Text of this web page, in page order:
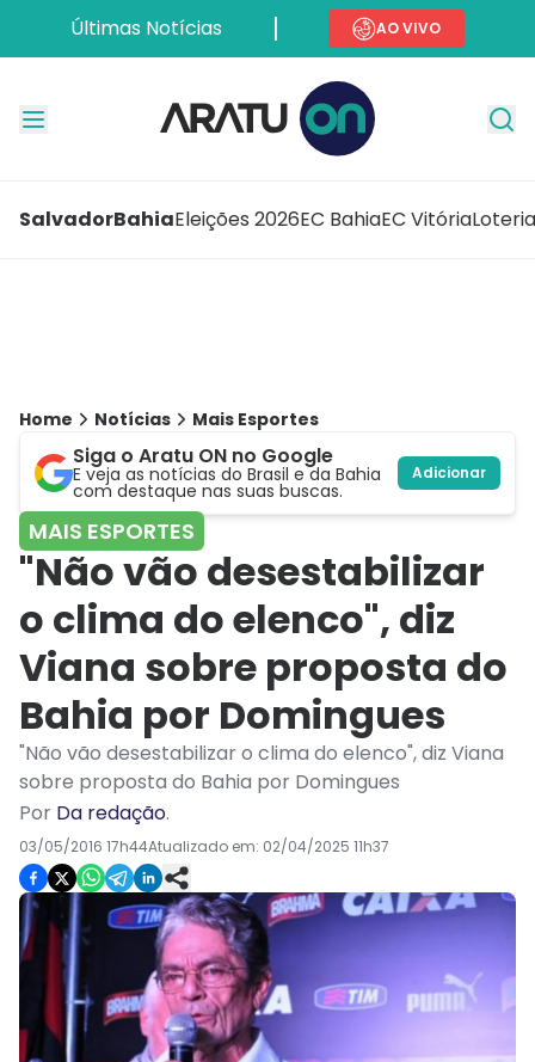
Últimas Notícias AO VIVO
SalvadorBahiaEleições 2026EC BahiaEC Vitória
Home Notícias Mais Esportes
Siga o Aratu ON no Google
E veja as notícias do Brasil e da Bahia
com destaque nas suas buscas.
Adicionar
MAIS ESPORTES
"Não vão desestabilizar
o clima do elenco", diz
Viana sobre proposta do
Bahia por Domingues
"Não vão desestabilizar o clima do elenco", diz Viana
sobre proposta do Bahia por Domingues
Por Da redação.
03/05/2016 17h44Atualizado em: 02/04/2025 11h37